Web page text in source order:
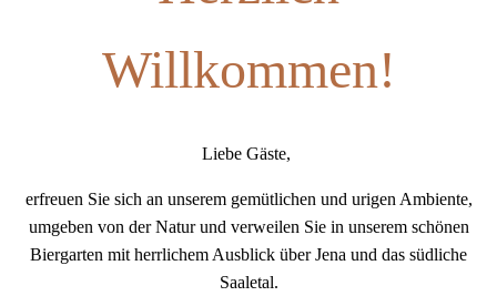
Willkommen!
Liebe Gäste,
erfreuen Sie sich an unserem gemütlichen und urigen Ambiente,
umgeben von der Natur und verweilen Sie in unserem schönen
Biergarten mit herrlichem Ausblick über Jena und das südliche
Saaletal.